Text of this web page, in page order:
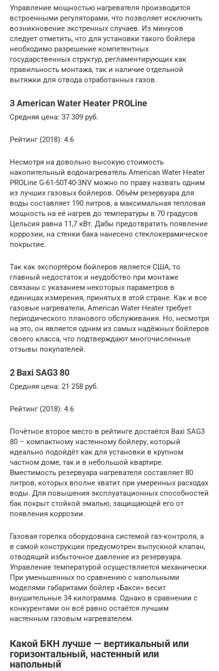
Управление мощностью нагревателя производится
встроенными регуляторами, что позволяет исключить
возникновение экстренных случаев. Из минусов
следует отметить, что для установки такого бойлера
необходимо разрешение компетентных
государственных структур, регламентирующих как
правильность монтажа, так и наличие отдельной
вытяжки для отвода отработанных газов.
3 American Water Heater PROLine
Средняя цена: 37 309 руб.
Рейтинг (2018): 4.6
Несмотря на довольно высокую стоимость
накопительный водонагреватель American Water Heater
PROLine G-61-50T40-3NV можно по праву назвать одним
из лучших газовых бойлеров. Объём резервуара для
воды составляет 190 литров, а максимальная тепловая
мощность на её нагрев до температуры в 70 градусов
Цельсия равна 11,7 кВт. Дабы предотвратить появление
коррозии, на стенки бака нанесено стеклокерамическое
покрытие.
Так как экспортёром бойлеров является США, то
главный недостаток и неудобство при монтаже
связаны с указанием некоторых параметров в
единицах измерения, принятых в этой стране. Как и все
газовые нагреватели, American Water Heater требует
периодического планового обслуживания. Но, несмотря
на это, он является одним из самых надёжных бойлеров
своего класса, что подтверждают многочисленные
отзывы покупателей.
2 Baxi SAG3 80
Средняя цена: 21 258 руб.
Рейтинг (2018): 4.6
Почётное второе место в рейтинге достаётся Baxi SAG3
80 – компактному настенному бойлеру, который
идеально подойдёт как для установки в крупном
частном доме, так и в небольшой квартире.
Вместимость резервуара нагревателя составляет 80
литров, которых вполне хватит при умеренных расходах
воды. Для повышения эксплуатационных способностей
бак покрыт стойкой эмалью, защищающей его от
появления коррозии.
Газовая горелка оборудована системой газ-контроля, а
в самой конструкции предусмотрен выпускной клапан,
отводящий избыточное давление из резервуара.
Управление температурой осуществляется механически.
При уменьшенных по сравнению с напольными
моделями габаритами бойлер «Бакси» весит
внушительные 34 килограмма. Однако в сравнении с
конкурентами он всё равно остаётся лучшим
настенным газовым нагревателем.
Какой БКН лучше — вертикальный или
горизонтальный, настенный или
напольный